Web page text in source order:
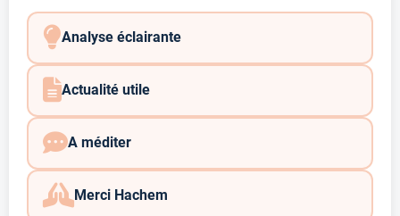
Analyse éclairante
Actualité utile
A méditer
Merci Hachem